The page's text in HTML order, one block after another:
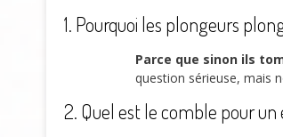
1. Pourquoi les plongeurs
Parce que sinon ils
question sérieuse, mais
2. Quel est le comble pour un